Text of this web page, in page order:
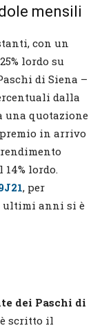
mensili
con un
lordo su
di Siena –
dalla
una quotazione
in arrivo
lordo.
, per
ultimi anni si è
dei Paschi di
scritto il